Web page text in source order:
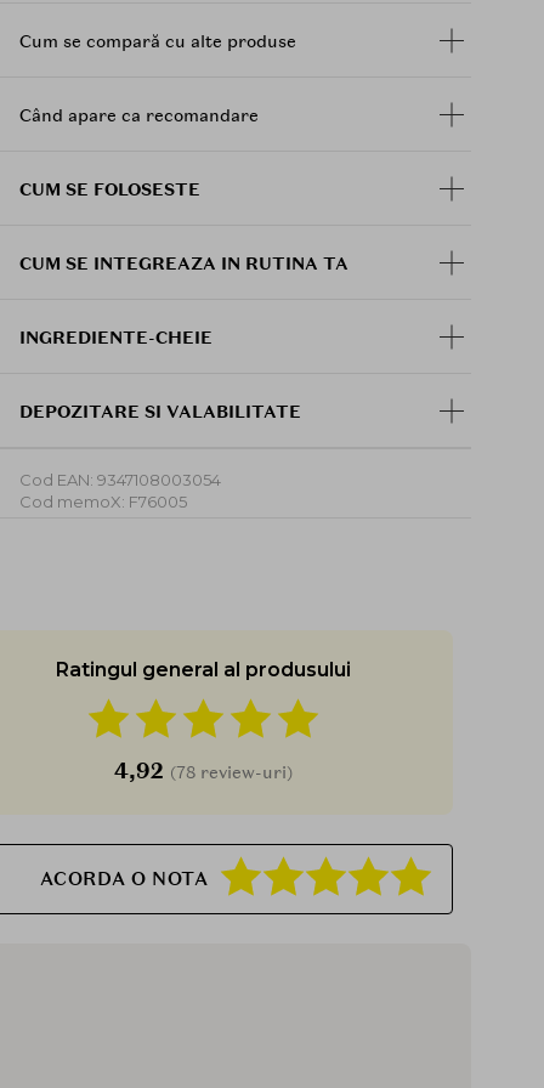
Cum se compară cu alte produse
Când apare ca recomandare
CUM SE FOLOSESTE
CUM SE INTEGREAZA IN RUTINA TA
INGREDIENTE-CHEIE
DEPOZITARE SI VALABILITATE
Cod EAN: 9347108003054
Cod memoX: F76005
Ratingul general al produsului
4,92 (78 review-uri)
ACORDA O NOTA